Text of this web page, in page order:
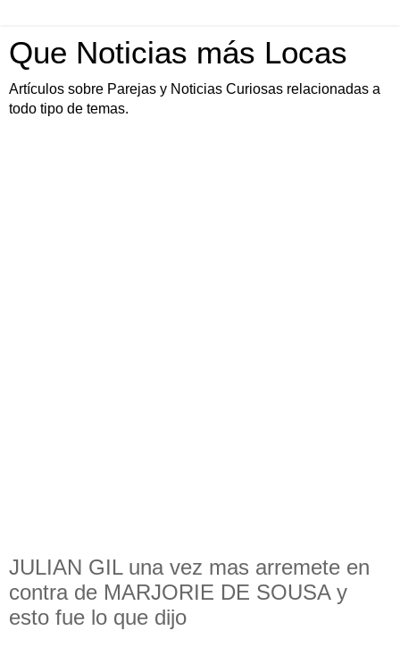
Que Noticias más Locas
Artículos sobre Parejas y Noticias Curiosas relacionadas a
todo tipo de temas.
JULIAN GIL una vez mas arremete en
contra de MARJORIE DE SOUSA y
esto fue lo que dijo